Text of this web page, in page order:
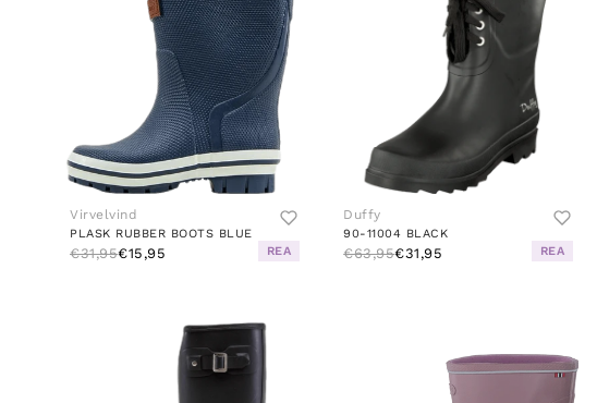
Virvelvind
PLASK RUBBER BOOTS BLUE
€31,95€15,95 REA
Duffy
90-11004 BLACK
€63,95€31,95 REA